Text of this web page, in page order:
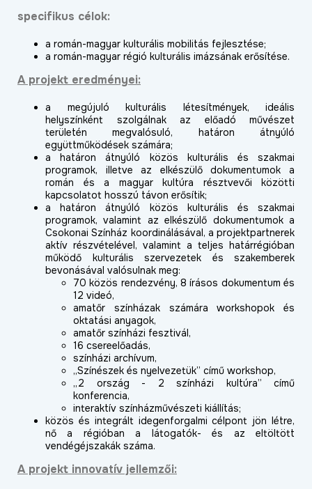
specifikus célok:
a román-magyar kulturális mobilitás fejlesztése;
a román-magyar régió kulturális imázsának erősítése.
A projekt eredményei:
a megújuló kulturális létesítmények, ideális
helyszínként szolgálnak az előadó művészet
területén megvalósuló, határon átnyúló
együttműködések számára;
a határon átnyúló közös kulturális és szakmai
programok, illetve az elkészülő dokumentumok a
román és a magyar kultúra résztvevői közötti
kapcsolatot hosszú távon erősítik;
a határon átnyúló közös kulturális és szakmai
programok, valamint az elkészülő dokumentumok a
Csokonai Színház koordinálásával, a projektpartnerek
aktív részvételével, valamint a teljes határrégióban
működő kulturális szervezetek és szakemberek
bevonásával valósulnak meg:
70 közös rendezvény, 8 írásos dokumentum és
12 videó,
amatőr színházak számára workshopok és
oktatási anyagok,
amatőr színházi fesztivál,
16 csereelőadás,
színházi archívum,
„Színészek és nyelvezetük” című workshop,
„2 ország - 2 színházi kultúra” című
konferencia,
interaktív színházművészeti kiállítás;
közös és integrált idegenforgalmi célpont jön létre,
nő a régióban a látogatók- és az eltöltött
vendégéjszakák száma.
A projekt innovatív jellemzői: